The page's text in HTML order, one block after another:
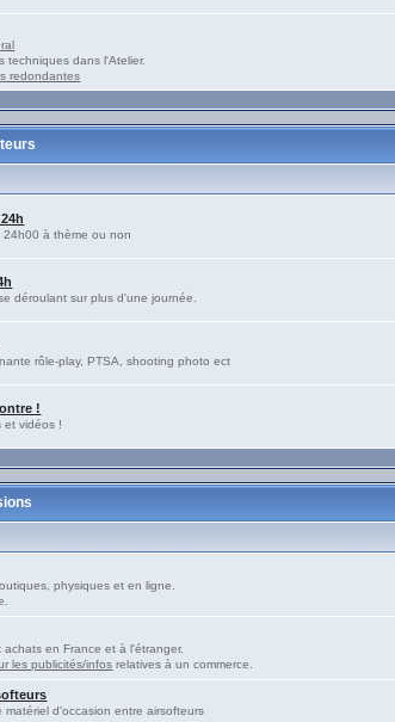
techniques dans l'Atelier.
redondantes
24h00 à thème ou non
déroulant sur plus d'une journée.
rôle-play, PTSA, shooting photo ect
!
et vidéos !
physiques et en ligne.
en France et à l'étranger.
les publicités/infos relatives à un commerce.
d'occasion entre airsofteurs